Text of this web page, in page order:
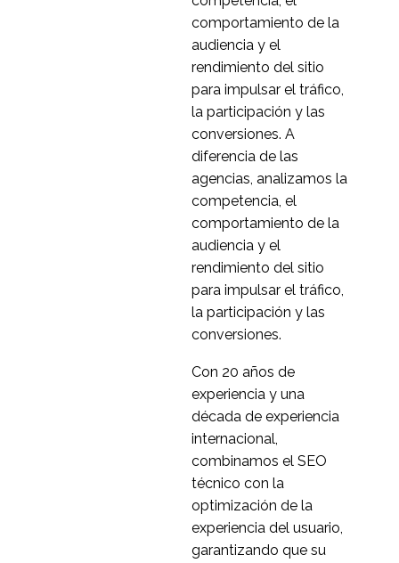
microinteracción
4
Grupos focales -
Buenas prácticas
3
Construcción de filtros
para pruebas de
3
Pruebas de usabilidad
de software para
aplicaciones móviles 3
Estudio de referencia
de una empresa
mundial de juegos de6
evaluación de la
usabilidad de las
telecomunicaciones
4
Los mejores métodos
de investigación de
usuarios para su
4
21 de septiembre de
Evaluación del sitio
web de comercio
6
comportamiento de la
audiencia y el
rendimiento del sitio
para impulsar el tráfico,
la participación y las
conversiones. A
diferencia de las
agencias, analizamos la
competencia, el
comportamiento de la
audiencia y el
rendimiento del sitio
para impulsar el tráfico,
la participación y las
conversiones.
Con 20 años de
experiencia y una
década de experiencia
internacional,
combinamos el SEO
técnico con la
optimización de la
experiencia del usuario,
garantizando que su